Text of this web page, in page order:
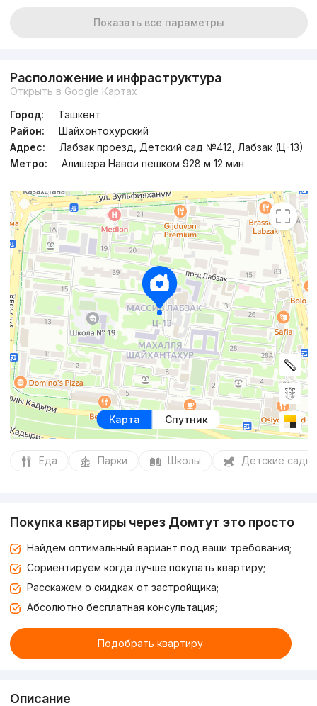
Показать все параметры
Расположение и инфраструктура
Открыть в Google Картах
Город:
Ташкент
Район:
Шайхонтохурский
Адрес:
Лабзак проезд, Детский сад №412, Лабзак (Ц-13)
Метро:
Алишера Навои пешком 928 м 12 мин
Карта Спутник
Еда Парки Школы Детские сады
Покупка квартиры через Домтут это просто
Найдём оптимальный вариант под ваши требования;
Сориентируем когда лучше покупать квартиру;
Расскажем о скидках от застройщика;
Абсолютно бесплатная консультация;
Подобрать квартиру
Описание